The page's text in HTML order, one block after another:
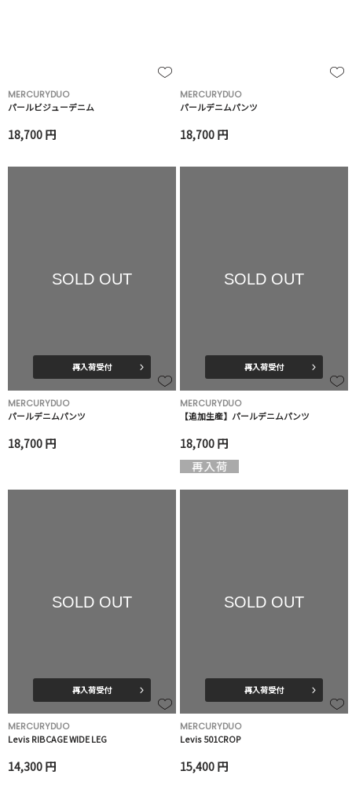
MERCURYDUO
パールビジューデニム
18,700 円
MERCURYDUO
パールデニムパンツ
18,700 円
SOLD OUT
再入荷受付
MERCURYDUO
パールデニムパンツ
18,700 円
SOLD OUT
再入荷受付
MERCURYDUO
【追加生産】パールデニムパンツ
18,700 円
SOLD OUT
再入荷受付
MERCURYDUO
Levis RIBCAGE WIDE LEG
14,300 円
SOLD OUT
再入荷受付
MERCURYDUO
Levis 501CROP
15,400 円